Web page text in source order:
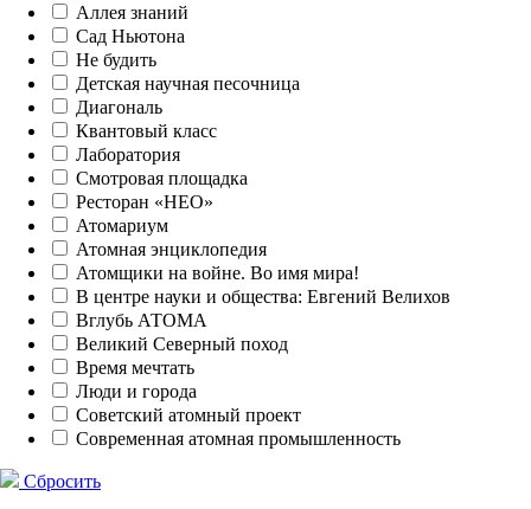
Аллея знаний
Сад Ньютона
Не будить
Детская научная песочница
Диагональ
Квантовый класс
Лаборатория
Смотровая площадка
Ресторан «НЕО»
Атомариум
Атомная энциклопедия
Атомщики на войне. Во имя мира!
В центре науки и общества: Евгений Велихов
Вглубь АТОМА
Великий Северный поход
Время мечтать
Люди и города
Советский атомный проект
Современная атомная промышленность
Сбросить